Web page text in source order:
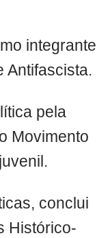
integrante
Antifascista.
pela
Movimento
conclui
Histórico-